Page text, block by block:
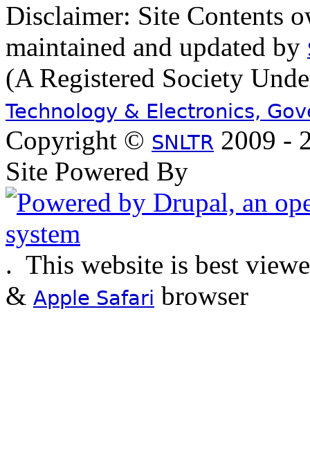
Disclaimer: Site Contents
maintained and updated by
(A Registered Society
Technology & Electronics,
Copyright © SNLTR 2009 -
Site Powered By
. This website is best
& Apple Safari browser